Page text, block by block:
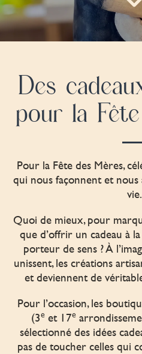
Des
pour la
Pour la Fête des Mères,
qui nous façonnent et
vie.
Quoi de mieux, pour
que d’offrir un cadeau à
porteur de sens ? À
unissent, les créations
et deviennent de
Pour l’occasion, les
(3e et 17e
sélectionné des idées
pas de toucher celles qui